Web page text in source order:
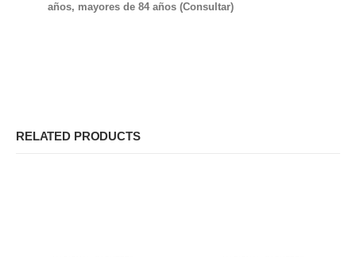
años, mayores de 84 años (Consultar)
RELATED PRODUCTS